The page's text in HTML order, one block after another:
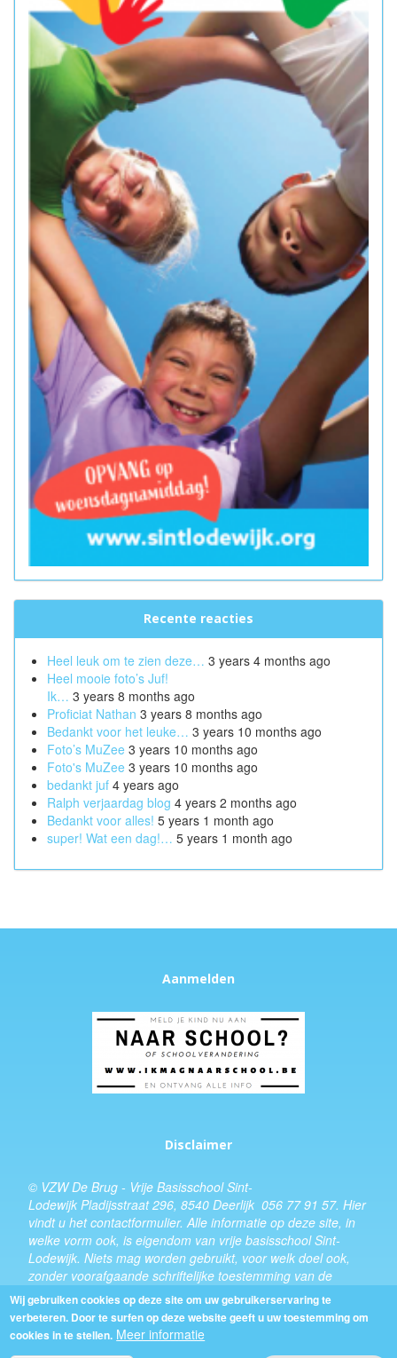
Recente reacties
Heel leuk om te zien deze… 3 years 4 months ago
Heel mooie foto’s Juf!
Ik… 3 years 8 months ago
Proficiat Nathan 3 years 8 months ago
Bedankt voor het leuke… 3 years 10 months ago
Foto’s MuZee 3 years 10 months ago
Foto's MuZee 3 years 10 months ago
bedankt juf 4 years ago
Ralph verjaardag blog 4 years 2 months ago
Bedankt voor alles! 5 years 1 month ago
super! Wat een dag!… 5 years 1 month ago
Aanmelden
Disclaimer
© VZW De Brug - Vrije Basisschool Sint-
Lodewijk Pladijsstraat 296, 8540 Deerlijk 056 77 91 57. Hier
vindt u hetcontactformulier. Alle informatie op deze site, in
welke vorm ook, is eigendom van vrije basisschool Sint-
Lodewijk. Niets mag worden gebruikt, voor welk doel ook,
zonder voorafgaande schriftelijke toestemming van de
schooldirecteur.
Design:Kevin Van Eenoo
Wij gebruiken cookies op deze site om uw gebruikerservaring te
verbeteren. Door te surfen op deze website geeft u uw toestemming om
cookies in te stellen. Meer informatie